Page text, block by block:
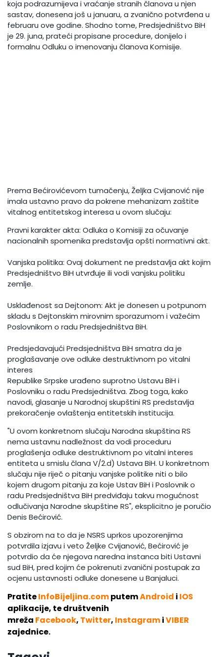
koja podrazumijeva i vraćanje stranih članova u njen
sastav, donesena još u januaru, a zvanično potvrđena u
februaru ove godine. Shodno tome, Predsjedništvo BiH
je 29. juna, prateći propisane procedure, donijelo i
formalnu Odluku o imenovanju članova Komisije.
Prema Bećirovićevom tumačenju, Željka Cvijanović nije
imala ustavno pravo da pokrene mehanizam zaštite
vitalnog entitetskog interesa u ovom slučaju:
Pravni karakter akta: Odluka o Komisiji za očuvanje
nacionalnih spomenika predstavlja opšti normativni akt.
Vanjska politika: Ovaj dokument ne predstavlja akt kojim
Predsjedništvo BiH utvrđuje ili vodi vanjsku politiku
zemlje.
Usklađenost sa Dejtonom: Akt je donesen u potpunom
skladu s Dejtonskim mirovnim sporazumom i važećim
Poslovnikom o radu Predsjedništva BiH.
Predsjedavajući Predsjedništva BiH smatra da je
proglašavanje ove odluke destruktivnom po vitalni
interes
Republike Srpske urađeno suprotno Ustavu BiH i
Poslovniku o radu Predsjedništva. Zbog toga, kako
navodi, glasanje u Narodnoj skupštini RS predstavlja
prekoračenje ovlaštenja entitetskih institucija.
"U ovom konkretnom slučaju Narodna skupština RS
nema ustavnu nadležnost da vodi proceduru
proglašenja odluke destruktivnom po vitalni interes
entiteta u smislu člana V/2.d) Ustava BiH. U konkretnom
slučaju nije riječ o pitanju vanjske politike niti o bilo
kojem drugom pitanju za koje Ustav BiH i Poslovnik o
radu Predsjedništva BiH predviđaju takvu mogućnost
odlučivanja Narodne skupštine RS", eksplicitno je poručio
Denis Bećirović.
S obzirom na to da je NSRS uprkos upozorenjima
potvrdila izjavu i veto Željke Cvijanović, Bećirović je
potvrdio da će njegova naredna instanca biti Ustavni
sud BiH, pred kojim će pokrenuti zvanični postupak za
ocjenu ustavnosti odluke donesene u Banjaluci.
PratiteInfoBijeljina.computemAndroid i IOS
aplikacije, te društvenih
mreža Facebook, Twitter, InstagramiVIBER
zajednice.